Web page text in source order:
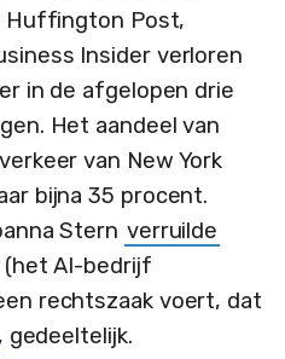
Huffington Post,
Insider verloren
in de afgelopen drie
Het aandeel van
van New York
bijna 35 procent.
Stern verruilde
(het AI-bedrijf
rechtszaak voert, dat
, gedeeltelijk.